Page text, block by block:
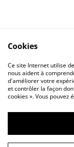
©2026Made in
Cookies
Ce site Internet utilise
nous aident à
d'améliorer votre
et contrôler la façon
cookies ». Vous pouvez